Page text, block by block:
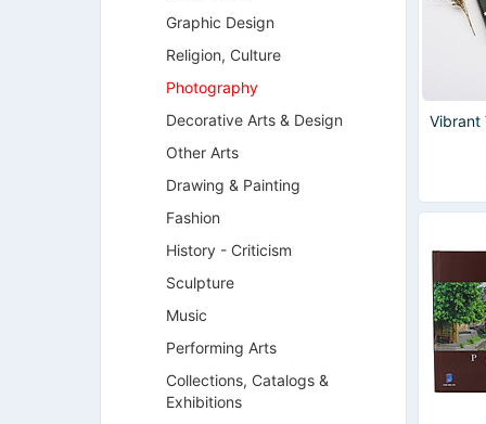
Graphic Design
Religion, Culture
Photography
Decorative Arts & Design
Other Arts
Drawing & Painting
Fashion
History - Criticism
Sculpture
Music
Performing Arts
Collections, Catalogs &
Exhibitions
Vibrant